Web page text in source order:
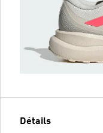
Détails